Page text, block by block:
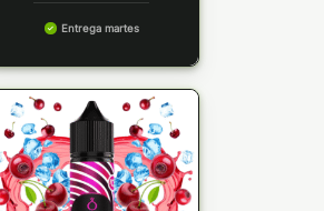
Entrega martes